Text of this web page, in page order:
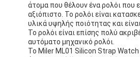
άτομα που θέλουν ένα ρολόι που
αξιόπιστο. Το ρολόι είναι
υλικά υψηλής ποιότητας και
Το ρολόι είναι επίσης πολύ
αυτόματο μηχανικό ρολόι.
Το Miler ML01 Silicon Strap Watch